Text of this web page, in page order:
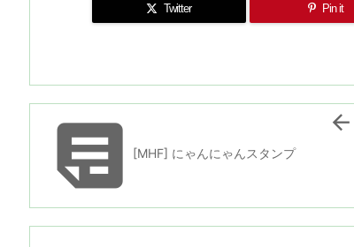
Twitter Pin it
[MHF] にゃんにゃんスタンプ
